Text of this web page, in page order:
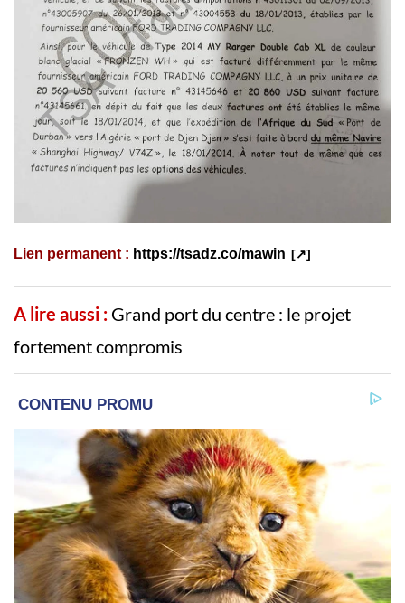
Lien permanent : https://tsadz.co/mawin
A lire aussi : Grand port du centre : le projet
fortement compromis